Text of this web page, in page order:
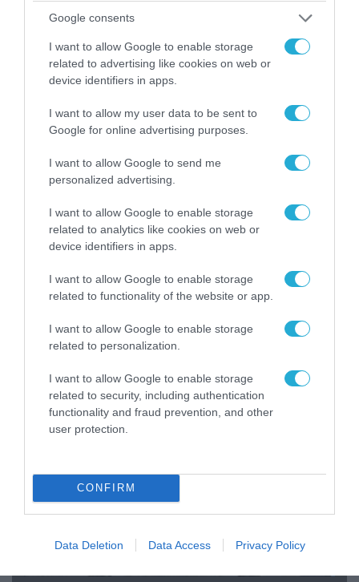
Google consents
I want to allow Google to enable storage
related to advertising like cookies on web or
device identifiers in apps.
I want to allow my user data to be sent to
Google for online advertising purposes.
I want to allow Google to send me
personalized advertising.
I want to allow Google to enable storage
related to analytics like cookies on web or
device identifiers in apps.
I want to allow Google to enable storage
related to functionality of the website or app.
I want to allow Google to enable storage
related to personalization.
I want to allow Google to enable storage
related to security, including authentication
functionality and fraud prevention, and other
user protection.
CONFIRM
Data Deletion Data Access Privacy Policy
«Η απόλυτη τραγωδία»: Η «αιχμηρή» ανάρτηση
του Αρκά για τα τατουάζ (φωτο)
07.08.2026 | 20:02
Ο Γιάννης Αλαφούζος «τέλειωσε» τον
Κωνσταντίνο Ζούλα από τον ΣΚΑΪ – Ο λόγος της